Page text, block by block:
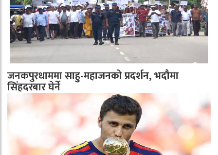
जनकपुरधाममा साहु-महाजनको प्रदर्शन, भदौमा
सिंहदरबार घेर्ने